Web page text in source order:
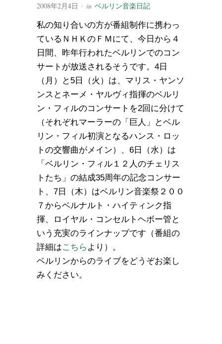
2008年2月4日 · in ベルリン音楽日記
私の知り合いの方が番組制作に携わっ
ているＮＨＫのＦＭにて、今日から４
日間、昨年行われたベルリンでのコン
サートが放送されるそうです。4日
（月）と5日（火）は、マリス・ヤンソ
ンスとネーメ・ヤルヴィ指揮のベルリ
ン・フィルのコンサートを2回に分けて
（それぞれマーラーの「巨人」とベル
リン・フィル初演となるハンス・ロッ
トの交響曲がメイン）、6日（水）は
「ベルリン・フィル１２人のチェリス
トたち」の結成35周年の記念コンサー
ト、7日（木）はベルリン音楽祭２００
７からベルナルト・ハイティンク指
揮、ロイヤル・コンセルトヘボー管と
いう充実のラインナップです（番組の
詳細はこちら より）。
ベルリンからのライブをどうぞお楽し
みください。